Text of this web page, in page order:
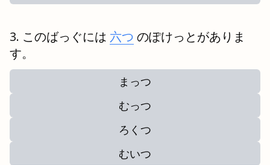
このばっぐには 六つ のぽけっとがありま
す。
まっつ
むっつ
ろくつ
むいつ